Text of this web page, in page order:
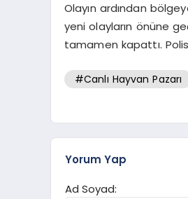
Olayın ardından
yeni olayların önüne
tamamen kapattı.
#Canlı Hayvan Pazarı
Yorum Yap
Ad Soyad: